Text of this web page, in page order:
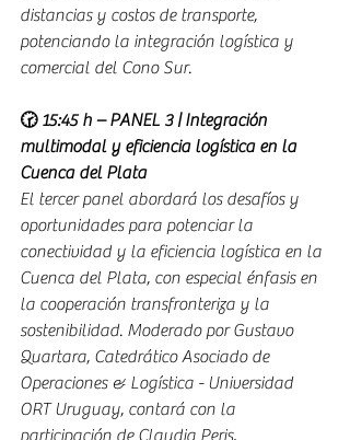
distancias y costos de transporte,
potenciando la integración logística y
comercial del Cono Sur.
🕝 15:45 h – PANEL 3 | Integración
multimodal y eficiencia logística en la
Cuenca del Plata
El tercer panel abordará los desafíos y
oportunidades para potenciar la
conectividad y la eficiencia logística en la
Cuenca del Plata, con especial énfasis en
la cooperación transfronteriza y la
sostenibilidad. Moderado por Gustavo
Quartara, Catedrático Asociado de
Operaciones & Logística - Universidad
ORT Uruguay, contará con la
participación de Claudia Peris,